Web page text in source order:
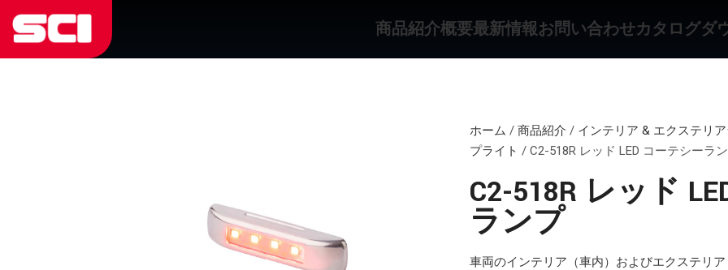
商品紹介概要最新情報お問い合わせカタログダ
ホーム / 商品紹介 / インテリア & エクステリア
プライト / C2-518R レッド LED コーテシーラ
C2-518R レッド
ランプ
車両のインテリア（車内）およびエクステリ